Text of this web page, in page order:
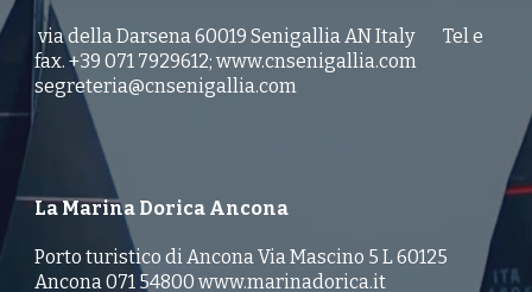
via della Darsena 60019 Senigallia AN Italy Tel e
fax. +39 071 7929612; www.cnsenigallia.com
segreteria@cnsenigallia.com
La Marina Dorica Ancona
Porto turistico di Ancona Via Mascino 5 L 60125
Ancona 071 54800 www.marinadorica.it